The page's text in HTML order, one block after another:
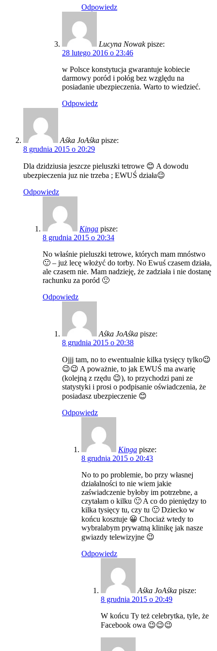
Odpowiedz
Lucyna Nowak pisze:
28 lutego 2016 o 23:46
w Polsce konstytucja gwarantuje kobiecie
darmowy poród i połóg bez względu na
posiadanie ubezpieczenia. Warto to wiedzieć.
Odpowiedz
Aśka JoAśka pisze:
8 grudnia 2015 o 20:29
Dla dzidziusia jeszcze pieluszki tetrowe 😊 A dowodu
ubezpieczenia juz nie trzeba ; EWUŚ działa😉
Odpowiedz
Kinga pisze:
8 grudnia 2015 o 20:34
No właśnie pieluszki tetrowe, których mam mnóstwo
🙂 – już lecę włożyć do torby. No Ewuś czasem działa,
ale czasem nie. Mam nadzieję, że zadziała i nie dostanę
rachunku za poród 🙂
Odpowiedz
Aśka JoAśka pisze:
8 grudnia 2015 o 20:38
Ojjj tam, no to ewentualnie kilka tysięcy tylko😉
😉😉 A poważnie, to jak EWUŚ ma awarię
(kolejną z rzędu 😉), to przychodzi pani ze
statystyki i prosi o podpisanie oświadczenia, że
posiadasz ubezpieczenie 😊
Odpowiedz
Kinga pisze:
8 grudnia 2015 o 20:43
No to po problemie, bo przy własnej
działalności to nie wiem jakie
zaświadczenie byłoby im potrzebne, a
czytałam o kilku 🙂 A co do pieniędzy to
kilka tysięcy tu, czy tu 🙂 Dziecko w
końcu kosztuje 😀 Chociaż wtedy to
wybralabym prywatną klinikę jak nasze
gwiazdy telewizyjne 😉
Odpowiedz
Aśka JoAśka pisze:
8 grudnia 2015 o 20:49
W końcu Ty też celebrytka, tyle, że
Facebook owa 😉😉😉